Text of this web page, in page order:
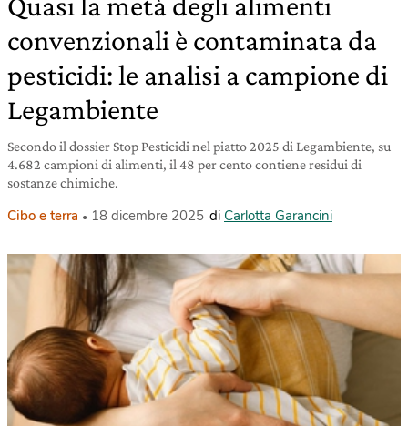
convenzionali è contaminata da
pesticidi: le analisi a campione di
Legambiente
Secondo il dossier Stop Pesticidi nel piatto 2025 di Legambiente, su
4.682 campioni di alimenti, il 48 per cento contiene residui di
sostanze chimiche.
Cibo e terra 18 dicembre 2025 di Carlotta Garancini